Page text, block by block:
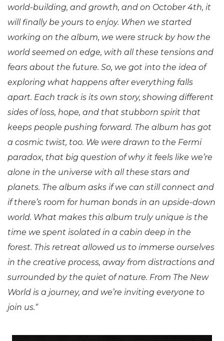
world-building, and growth, and on October 4th, it
will finally be yours to enjoy. When we started
working on the album, we were struck by how the
world seemed on edge, with all these tensions and
fears about the future. So, we got into the idea of
exploring what happens after everything falls
apart. Each track is its own story, showing different
sides of loss, hope, and that stubborn spirit that
keeps people pushing forward. The album has got
a cosmic twist, too. We were drawn to the Fermi
paradox, that big question of why it feels like we’re
alone in the universe with all these stars and
planets. The album asks if we can still connect and
if there’s room for human bonds in an upside-down
world. What makes this album truly unique is the
time we spent isolated in a cabin deep in the
forest. This retreat allowed us to immerse ourselves
in the creative process, away from distractions and
surrounded by the quiet of nature. From The New
World is a journey, and we’re inviting everyone to
join us.“